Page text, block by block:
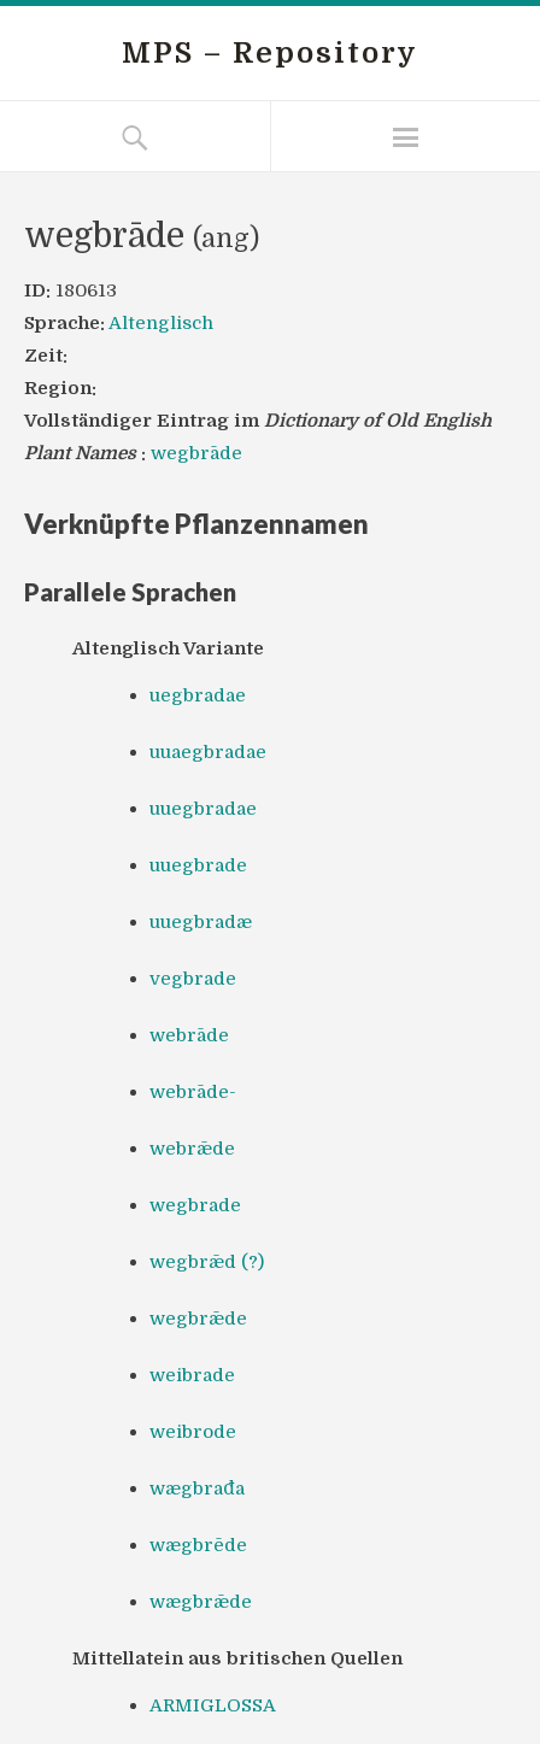
MPS – Repository
wegbrāde (ang)
ID: 180613
Sprache: Altenglisch
Zeit:
Region:
Vollständiger Eintrag im Dictionary of Old English
Plant Names : wegbrāde
Verknüpfte Pflanzennamen
Parallele Sprachen
Altenglisch Variante
uegbradae
uuaegbradae
uuegbradae
uuegbrade
uuegbradæ
vegbrade
webrāde
webrāde-
webrǣde
wegbrade
wegbrǣd (?)
wegbrǣde
weibrade
weibrode
wægbrađa
wægbrēde
wægbrǣde
Mittellatein aus britischen Quellen
ARMIGLOSSA